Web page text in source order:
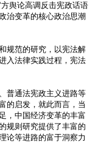
舆论高调反击宪政话语
治变革的核心政治思潮
规范的研究， 以宪法解
入法律实践过程， 宪法
普通法宪政主义进路等
的启发，就此而言， 当
， 中国经济变革的丰富
规则研究提供了丰富的
论等进路的富于洞察力